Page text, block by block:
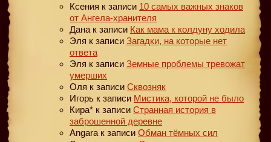
Ксения к записи 10 самых важных знаков
от Ангела-хранителя
Дана к записи Как мама к колдуну ходила
Эля к записи Загадки, на которые нет
ответа
Эля к записи Земные проблемы тревожат
умерших
Оля к записи Сквозняк
Игорь к записи Мистика, которой не было
Кира* к записи Странная история в
заброшенной деревне
Angara к записи Обман тёмных сил